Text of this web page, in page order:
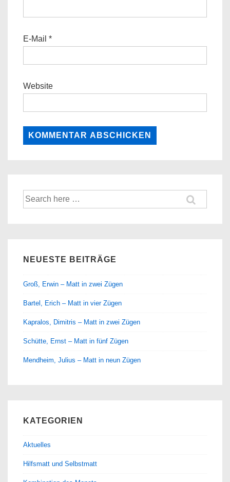
E-Mail *
Website
Suche
nach:
NEUESTE BEITRÄGE
Groß, Erwin – Matt in zwei Zügen
Bartel, Erich – Matt in vier Zügen
Kapralos, Dimitris – Matt in zwei Zügen
Schütte, Ernst – Matt in fünf Zügen
Mendheim, Julius – Matt in neun Zügen
KATEGORIEN
Aktuelles
Hilfsmatt und Selbstmatt